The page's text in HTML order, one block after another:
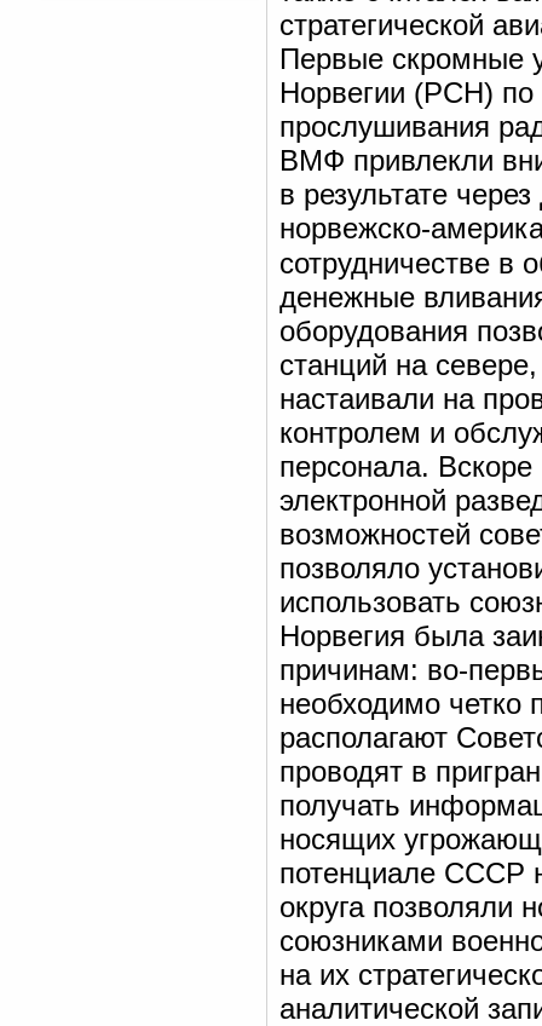
стратегической
Первые скромные
Норвегии (РСН) по
прослушивания
ВМФ привлекли
в результате
норвежско-
сотрудничестве в
денежные
оборудования
станций на
настаивали на
контролем и
персонала.
электронной
возможностей
позволяло
использовать
Норвегия была
причинам: во-
необходимо четко
располагают
проводят в
получать
носящих
потенциале СССР
округа позволяли
союзниками
на их
аналитической